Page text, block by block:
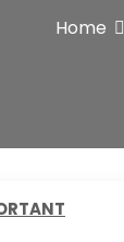
Home